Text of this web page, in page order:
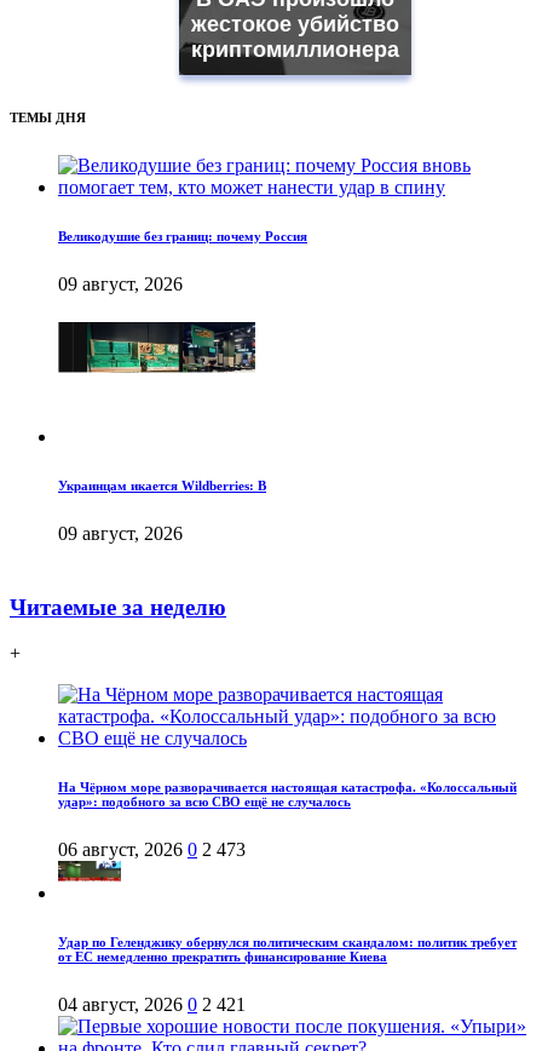
жестокое убийство
криптомиллионера
ТЕМЫ ДНЯ
Великодушие без границ: почему Россия
09 август, 2026
Украинцам икается Wildberries: В
09 август, 2026
Читаемые за неделю
+
На Чёрном море разворачивается настоящая катастрофа. «Колоссальный
удар»: подобного за всю СВО ещё не случалось
06 август, 2026 0 2 473
Удар по Геленджику обернулся политическим скандалом: политик требует
от ЕС немедленно прекратить финансирование Киева
04 август, 2026 0 2 421